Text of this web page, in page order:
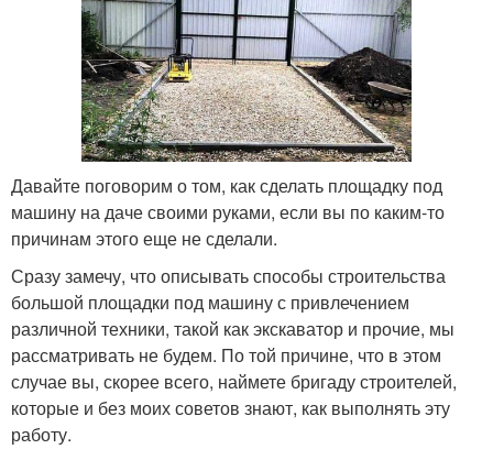
Давайте поговорим о том, как сделать площадку под
машину на даче своими руками, если вы по каким-то
причинам этого еще не сделали.
Сразу замечу, что описывать способы строительства
большой площадки под машину с привлечением
различной техники, такой как экскаватор и прочие, мы
рассматривать не будем. По той причине, что в этом
случае вы, скорее всего, наймете бригаду строителей,
которые и без моих советов знают, как выполнять эту
работу.